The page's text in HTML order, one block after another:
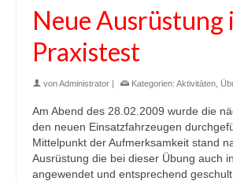
Neue Ausrüstung
Praxistest
vonAdministrator | Kategorien: Aktivitäten
Am Abend des 28.02.2009 wurde die
den neuen Einsatzfahrzeugen
Mittelpunkt der Aufmerksamkeit stand
Ausrüstung die bei dieser Übung auch
angewendet und entsprechend